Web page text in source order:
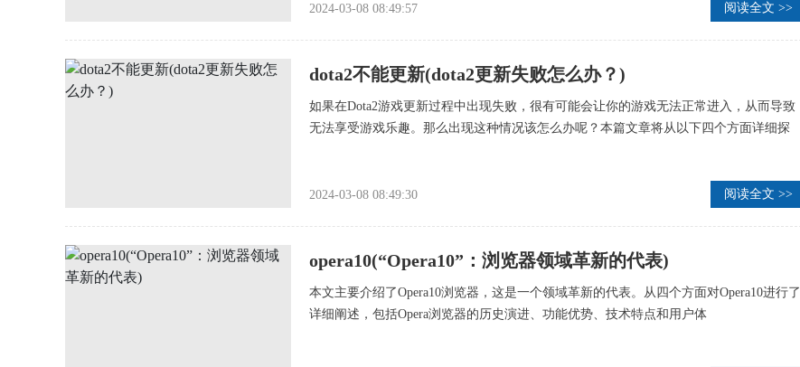
2024-03-08 08:49:57 阅读全文 >>
dota2不能更新(dota2更新失败怎么办？)
如果在Dota2游戏更新过程中出现失败，很有可能会让你的游戏无法正常进入，从而导致
无法享受游戏乐趣。那么出现这种情况该怎么办呢？本篇文章将从以下四个方面详细探
2024-03-08 08:49:30 阅读全文 >>
opera10(“Opera10”：浏览器领域革新的代表)
本文主要介绍了Opera10浏览器，这是一个领域革新的代表。从四个方面对Opera10进行了
详细阐述，包括Opera浏览器的历史演进、功能优势、技术特点和用户体